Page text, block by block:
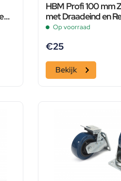
HBM Profi 100 mm
met Draadeind en
Op voorraad
€25
Bekijk